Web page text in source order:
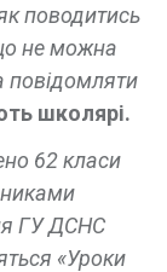
поводитись
не можна
повідомляти
школярі.
62 класи
ГУ ДСНС
«Уроки